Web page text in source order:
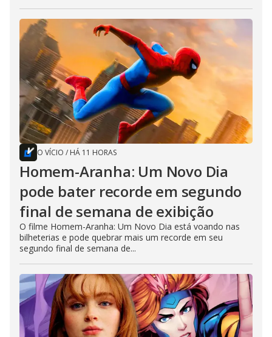
O VÍCIO / HÁ 11 HORAS
Homem-Aranha: Um Novo Dia
pode bater recorde em segundo
final de semana de exibição
O filme Homem-Aranha: Um Novo Dia está voando nas
bilheterias e pode quebrar mais um recorde em seu
segundo final de semana de...